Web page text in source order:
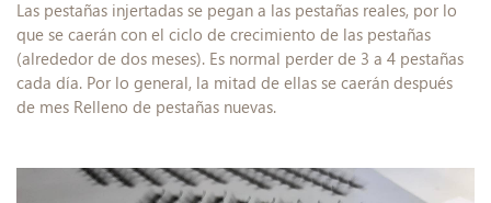
Las pestañas injertadas se pegan a las pestañas reales, por lo
que se caerán con el ciclo de crecimiento de las pestañas
(alrededor de dos meses). Es normal perder de 3 a 4 pestañas
cada día. Por lo general, la mitad de ellas se caerán después
de mes Relleno de pestañas nuevas.